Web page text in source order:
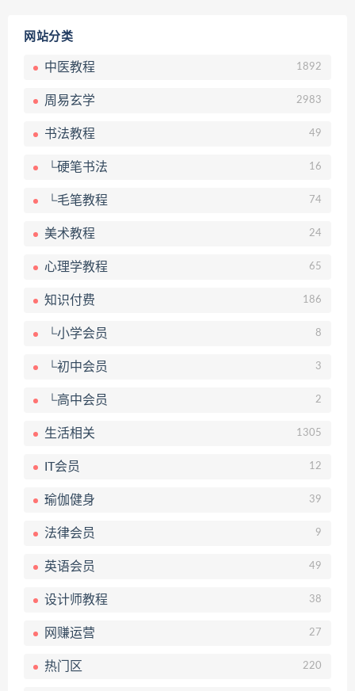
网站分类
中医教程 1892
周易玄学 2983
书法教程 49
└硬笔书法 16
└毛笔教程 74
美术教程 24
心理学教程 65
知识付费 186
└小学会员 8
└初中会员 3
└高中会员 2
生活相关 1305
IT会员 12
瑜伽健身 39
法律会员 9
英语会员 49
设计师教程 38
网赚运营 27
热门区 220